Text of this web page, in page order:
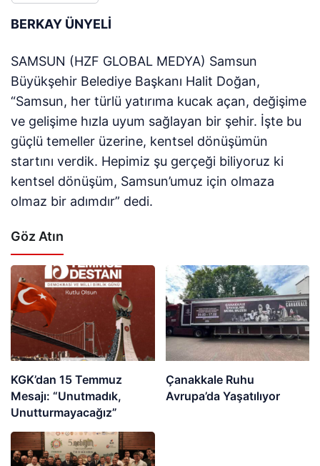
BERKAY ÜNYELİ
SAMSUN (HZF GLOBAL MEDYA) Samsun
Büyükşehir Belediye Başkanı Halit Doğan,
“Samsun, her türlü yatırıma kucak açan, değişime
ve gelişime hızla uyum sağlayan bir şehir. İşte bu
güçlü temeller üzerine, kentsel dönüşümün
startını verdik. Hepimiz şu gerçeği biliyoruz ki
kentsel dönüşüm, Samsun’umuz için olmaza
olmaz bir adımdır” dedi.
Göz Atın
KGK’dan 15 Temmuz
Mesajı: “Unutmadık,
Unutturmayacağız”
Çanakkale Ruhu
Avrupa’da Yaşatılıyor